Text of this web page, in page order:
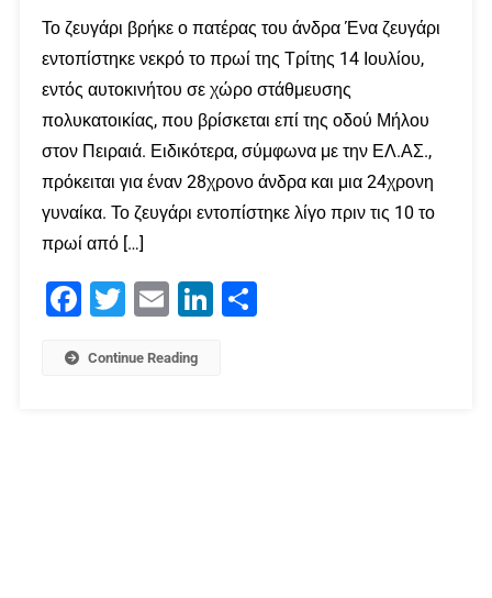
Το ζευγάρι βρήκε ο πατέρας του άνδρα Ένα ζευγάρι
εντοπίστηκε νεκρό το πρωί της Τρίτης 14 Ιουλίου,
εντός αυτοκινήτου σε χώρο στάθμευσης
πολυκατοικίας, που βρίσκεται επί της οδού Μήλου
στον Πειραιά. Ειδικότερα, σύμφωνα με την ΕΛ.ΑΣ.,
πρόκειται για έναν 28χρονο άνδρα και μια 24χρονη
γυναίκα. Το ζευγάρι εντοπίστηκε λίγο πριν τις 10 το
πρωί από […]
Facebook
Twitter Email LinkedIn
Continue Reading